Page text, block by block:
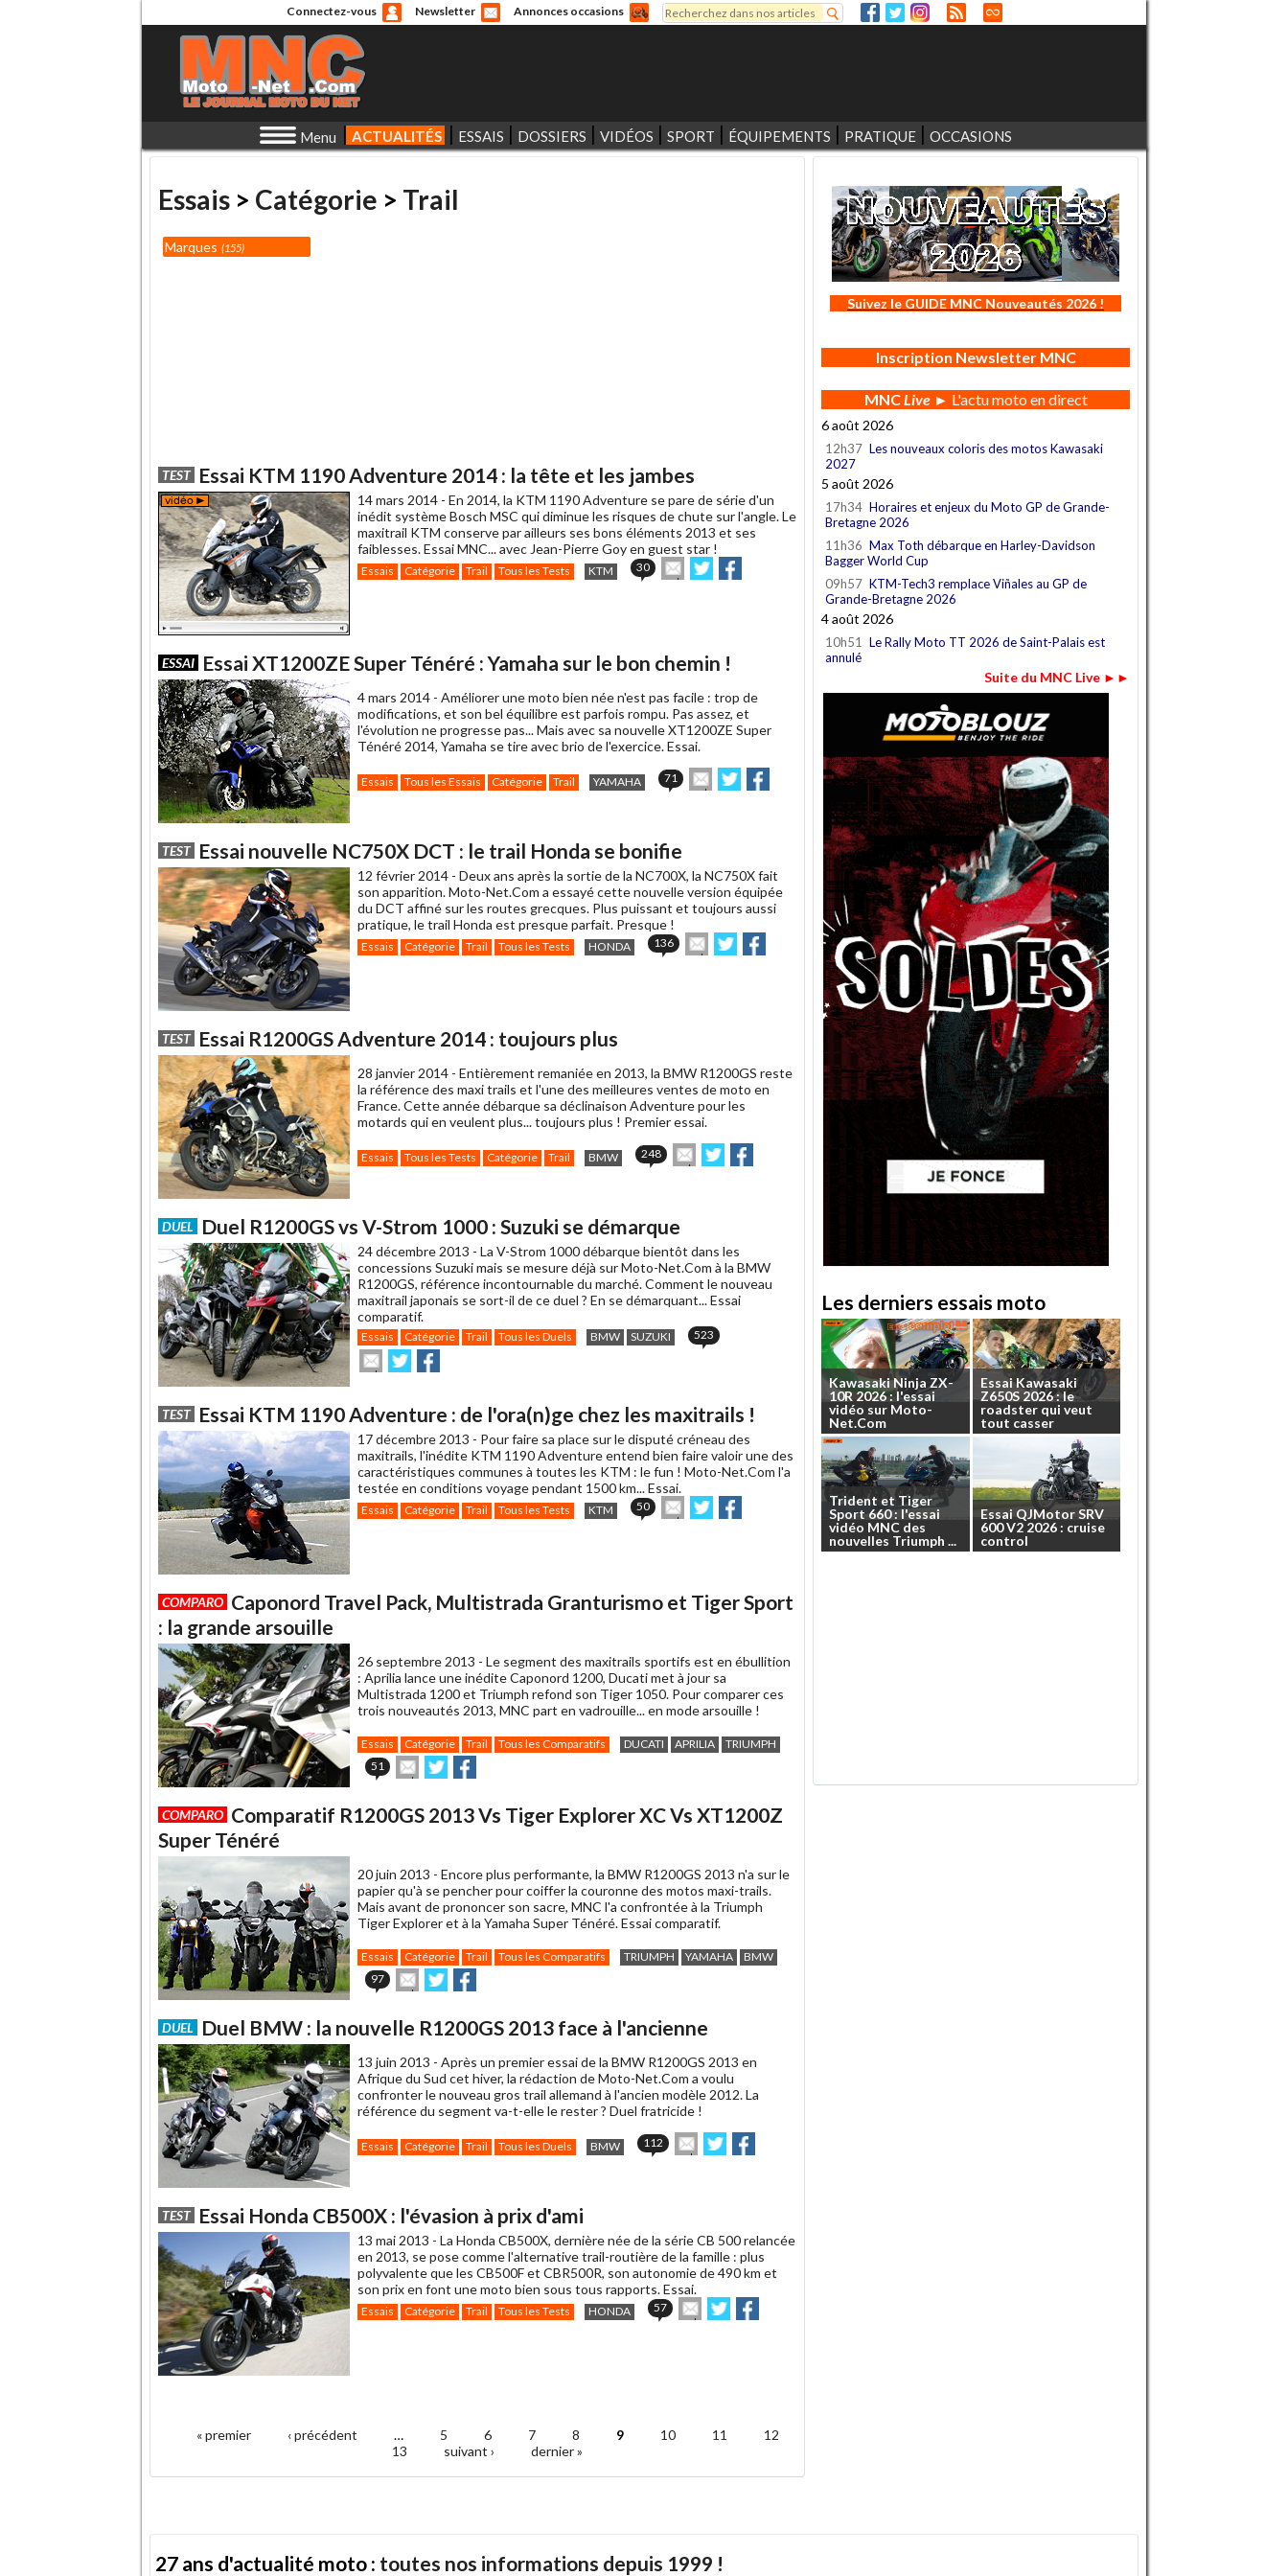
Connectez-vous Newsletter Annonces occasions
Formulaire de recherche
Rechercher
Menu ACTUALITÉS ESSAIS DOSSIERS VIDÉOS SPORT ÉQUIPEMENTS PRATIQUE OCCASIONS
Essais > Catégorie > Trail
Marques 155
TEST Essai KTM 1190 Adventure 2014 : la tête et les jambes
14 mars 2014 - En 2014, la KTM 1190 Adventure se pare de série d'un
inédit système Bosch MSC qui diminue les risques de chute sur l'angle. Le
maxitrail KTM conserve par ailleurs ses bons éléments 2013 et ses
faiblesses. Essai MNC... avec Jean-Pierre Goy en guest star !
Essais Catégorie Trail Tous les Tests KTM 30
Envoyer
cet
Partager
sur sur
ESSAI Essai XT1200ZE Super Ténéré : Yamaha sur le bon chemin !
4 mars 2014 - Améliorer une moto bien née n'est pas facile : trop de
modifications, et son bel équilibre est parfois rompu. Pas assez, et
l'évolution ne progresse pas... Mais avec sa nouvelle XT1200ZE Super
Ténéré 2014, Yamaha se tire avec brio de l'exercice. Essai.
Essais Tous les Essais Catégorie Trail YAMAHA 71
Envoyer
cet
Partager
sur sur
TEST Essai nouvelle NC750X DCT : le trail Honda se bonifie
12 février 2014 - Deux ans après la sortie de la NC700X, la NC750X fait
son apparition. Moto-Net.Com a essayé cette nouvelle version équipée
du DCT affiné sur les routes grecques. Plus puissant et toujours aussi
pratique, le trail Honda est presque parfait. Presque !
Essais Catégorie Trail Tous les Tests HONDA 136
Envoyer
cet
Partager
sur sur
TEST Essai R1200GS Adventure 2014 : toujours plus
28 janvier 2014 - Entièrement remaniée en 2013, la BMW R1200GS reste
la référence des maxi trails et l'une des meilleures ventes de moto en
France. Cette année débarque sa déclinaison Adventure pour les
motards qui en veulent plus... toujours plus ! Premier essai.
Essais Tous les Tests Catégorie Trail BMW 248
Envoyer
cet
ami
Partager
sur sur
DUEL Duel R1200GS vs V-Strom 1000 : Suzuki se démarque
24 décembre 2013 - La V-Strom 1000 débarque bientôt dans les
concessions Suzuki mais se mesure déjà sur Moto-Net.Com à la BMW
R1200GS, référence incontournable du marché. Comment le nouveau
maxitrail japonais se sort-il de ce duel ? En se démarquant... Essai
comparatif.
Essais Catégorie Trail Tous les Duels BMW SUZUKI 523
Envoyer
cet
un
ami
Partager
sur
sur
TEST Essai KTM 1190 Adventure : de l'ora(n)ge chez les maxitrails !
17 décembre 2013 - Pour faire sa place sur le disputé créneau des
maxitrails, l'inédite KTM 1190 Adventure entend bien faire valoir une des
caractéristiques communes à toutes les KTM : le fun ! Moto-Net.Com l'a
testée en conditions voyage pendant 1500 km... Essai.
Essais Catégorie Trail Tous les Tests KTM 50
Envoyer
cet
Partager
sur sur
COMPARO Caponord Travel Pack, Multistrada Granturismo et Tiger Sport
: la grande arsouille
26 septembre 2013 - Le segment des maxitrails sportifs est en ébullition
: Aprilia lance une inédite Caponord 1200, Ducati met à jour sa
Multistrada 1200 et Triumph refond son Tiger 1050. Pour comparer ces
trois nouveautés 2013, MNC part en vadrouille... en mode arsouille !
Essais Catégorie Trail Tous les Comparatifs DUCATI APRILIA
TRIUMPH
51
Envoyer
cet
à
Partager
sur sur
COMPARO Comparatif R1200GS 2013 Vs Tiger Explorer XC Vs XT1200Z
Super Ténéré
20 juin 2013 - Encore plus performante, la BMW R1200GS 2013 n'a sur le
papier qu'à se pencher pour coiffer la couronne des motos maxi-trails.
Mais avant de prononcer son sacre, MNC l'a confrontée à la Triumph
Tiger Explorer et à la Yamaha Super Ténéré. Essai comparatif.
Essais Catégorie Trail Tous les Comparatifs TRIUMPH YAMAHA
BMW
97
Envoyer
cet
à
ami
Partager
sur sur
DUEL
Duel BMW : la nouvelle R1200GS 2013 face à l'ancienne
13 juin 2013 - Après un premier essai de la BMW R1200GS 2013 en
Afrique du Sud cet hiver, la rédaction de Moto-Net.Com a voulu
confronter le nouveau gros trail allemand à l'ancien modèle 2012. La
référence du segment va-t-elle le rester ? Duel fratricide !
Essais Catégorie Trail Tous les Duels BMW 112
Envoyer
cet
Partager
sur sur
TEST Essai Honda CB500X : l'évasion à prix d'ami
13 mai 2013 - La Honda CB500X, dernière née de la série CB 500 relancée
en 2013, se pose comme l'alternative trail-routière de la famille : plus
polyvalente que les CB500F et CBR500R, son autonomie de 490 km et
son prix en font une moto bien sous tous rapports. Essai.
Essais Catégorie Trail Tous les Tests HONDA 57
Envoyer
cet
Partager
sur sur
Pages« premier ‹ précédent … 5 6 7 8 9 10 11
12
13
suivant › dernier »
Suivez le GUIDE MNC Nouveautés 2026 !
Inscription Newsletter MNC
MNCLive► L'actu moto en direct
6 août 2026
12h37 Les nouveaux coloris des motos Kawasaki
2027
5 août 2026
17h34 Horaires et enjeux du Moto GP de Grande-
Bretagne 2026
11h36 Max Toth débarque en Harley-Davidson
Bagger World Cup
09h57 KTM-Tech3 remplace Viñales au GP de
Grande-Bretagne 2026
4 août 2026
10h51
Le Rally Moto TT 2026 de Saint-Palais est
annulé
Suite du MNC Live ►►
Les derniers essais moto
KawasakiNinja ZX-
10R2026: l'essai
vidéo sur Moto-
Net.Com
EssaiKawasaki
Z650S 2026:le
roadster qui veut
tout casser
Trident etTiger
Sport660:l'essai
vidéo MNC des
nouvelles Triumph ...
Essai QJMotorSRV
600V2 2026 : cruise
control
27 ans d'actualité moto : toutes nos informations depuis 1999 !